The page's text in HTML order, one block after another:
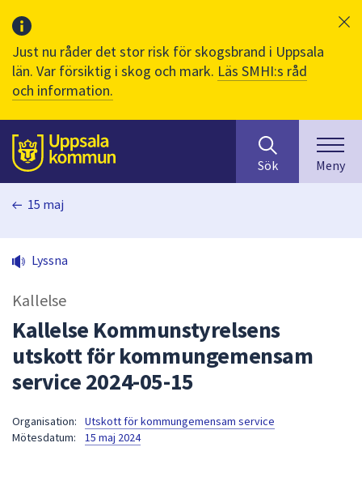
Just nu råder det stor risk för skogsbrand i Uppsala
län. Var försiktig i skog och mark. Läs SMHI:s råd
och information.
Till sidans
huvudinnehåll
efter
innehåll
på
sökfältet
kommer
sökförslag
under
Sök Meny
15 maj
Lyssna
Kallelse
Kallelse Kommunstyrelsens
utskott för kommungemensam
service 2024-05-15
Organisation:
Utskott för kommungemensam service
Mötesdatum:
15 maj 2024